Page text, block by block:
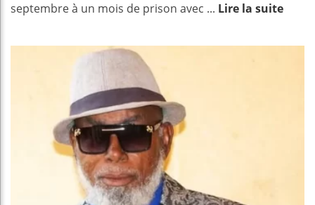
septembre à un mois de prison avec ... Lire la suite